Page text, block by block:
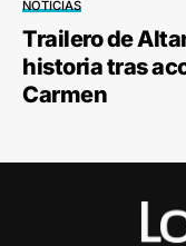
NOTICIAS
Trailero de
historia tras
Carmen